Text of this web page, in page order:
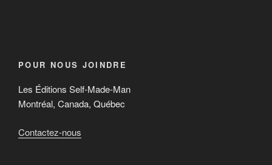
POUR NOUS JOINDRE
Les Éditions Self-Made-Man
Montréal, Canada, Québec
Contactez-nous